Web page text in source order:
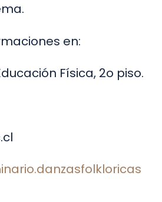
en:
Física, 2o piso.